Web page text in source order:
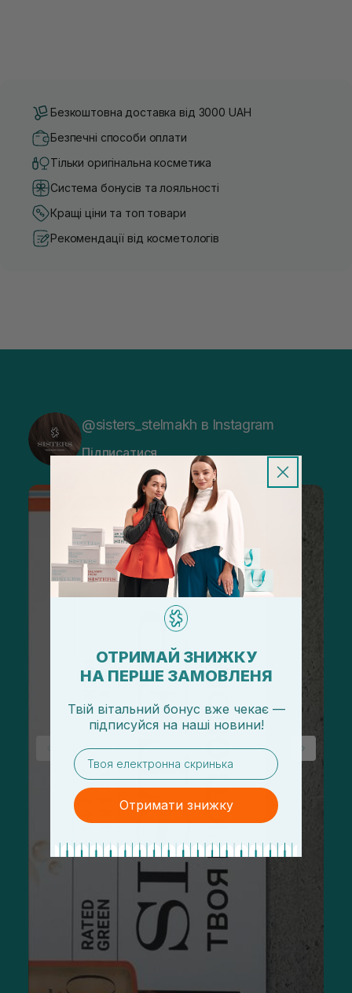
Безкоштовна доставка від 3000 UAH
Безпечні способи оплати
Тільки оригінальна косметика
Система бонусів та лояльності
Кращі ціни та топ товари
Рекомендації від косметологів
@sisters_stelmakh в Instagram
Підписатися
ОТРИМАЙ ЗНИЖКУ
НА ПЕРШЕ ЗАМОВЛЕНЯ
Твій вітальний бонус вже чекає —
підписуйся на наші новини!
email
Отримати знижку